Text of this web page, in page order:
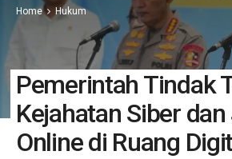
Home Hukum
Pemerintah Tindak
Kejahatan Siber
Online di Ruang